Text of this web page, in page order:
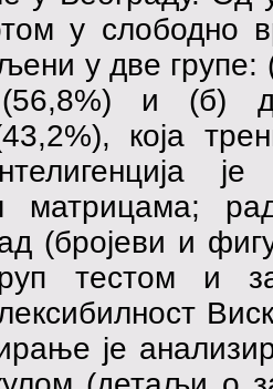
у слободно
у две
(56,8%) и (б)
која
матрицама;
(бројеви и
тестом и
је